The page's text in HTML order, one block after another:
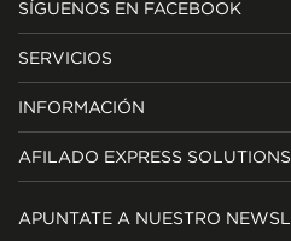
SÍGUENOS EN FACEBOOK
SERVICIOS
INFORMACIÓN
AFILADO EXPRESS SOLUTIONS
APUNTATE A NUESTRO